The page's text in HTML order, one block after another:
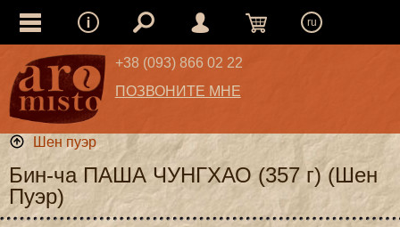
ru
+38 (093) 866 02 22
ПОЗВОНИТЕ МНЕ
Шен пуэр
Бин-ча ПАША ЧУНГХАО (357 г) (Шен
Пуэр)